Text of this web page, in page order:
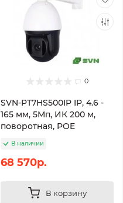
0
SVN-PT7HS500IP IP, 4.6 -
165 мм, 5Мп, ИК 200 м,
поворотная, POE
В наличии
68 570р.
В корзину